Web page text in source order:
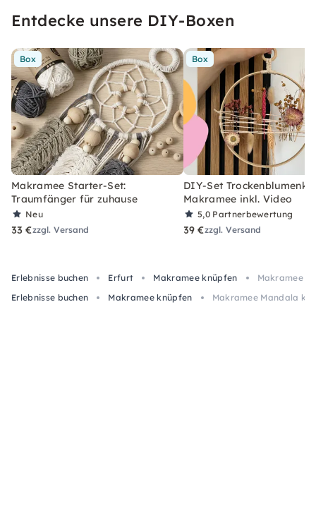
Entdecke unsere DIY-Boxen
Box
Makramee Starter-Set:
Traumfänger für zuhause
Neu
33 €zzgl. Versand
Box
DIY-Set
Makramee inkl. Video
5,0 Partnerbewertung
39 €zzgl. Versand
Erlebnisse buchen Erfurt Makramee knüpfen
Makramee
Erlebnisse buchen
Makramee knüpfen Makramee Mandala